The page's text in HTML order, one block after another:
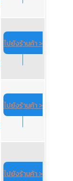
ไปยังร้านค้า >
ไปยังร้านค้า >
ไปยังร้านค้า >